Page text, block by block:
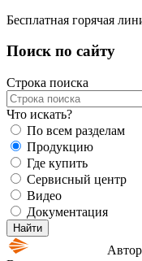
Бесплатная горячая
Поиск по сайту
Строка поиска
Что искать?
По всем разделам
Продукцию
Где купить
Сервисный центр
Видео
Документация